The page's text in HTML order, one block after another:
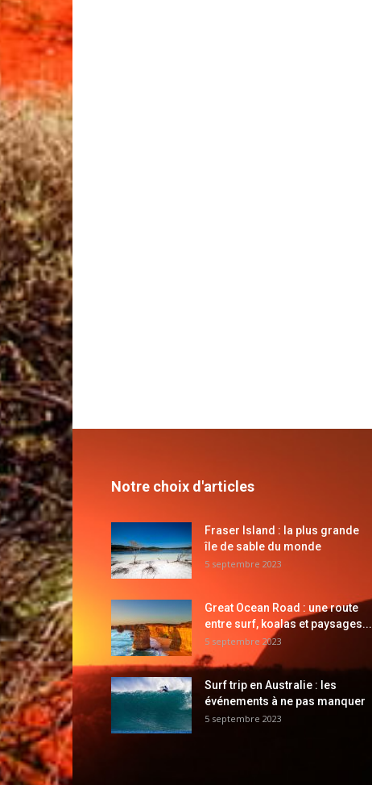
Notre choix d'articles
Fraser Island : la plus grande
île de sable du monde
5 septembre 2023
Great Ocean Road : une route
entre surf, koalas et paysages...
5 septembre 2023
Surf trip en Australie : les
événements à ne pas manquer
5 septembre 2023